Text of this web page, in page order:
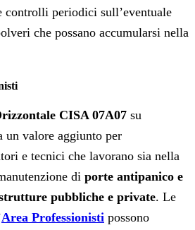
controlli periodici sull’eventuale
che possano accumularsi nella
CISA 07A07 su
un valore aggiunto per
e tecnici che lavorano sia nella
di porte antipanico e
pubbliche e private. Le
Area Professionisti possono